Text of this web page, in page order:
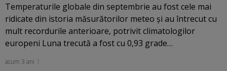
Temperaturile globale din septembrie au fost cele mai
ridicate din istoria măsurătorilor meteo și au întrecut cu
mult recordurile anterioare, potrivit climatologilor
europeni Luna trecută a fost cu 0,93 grade…
acum 3 ani